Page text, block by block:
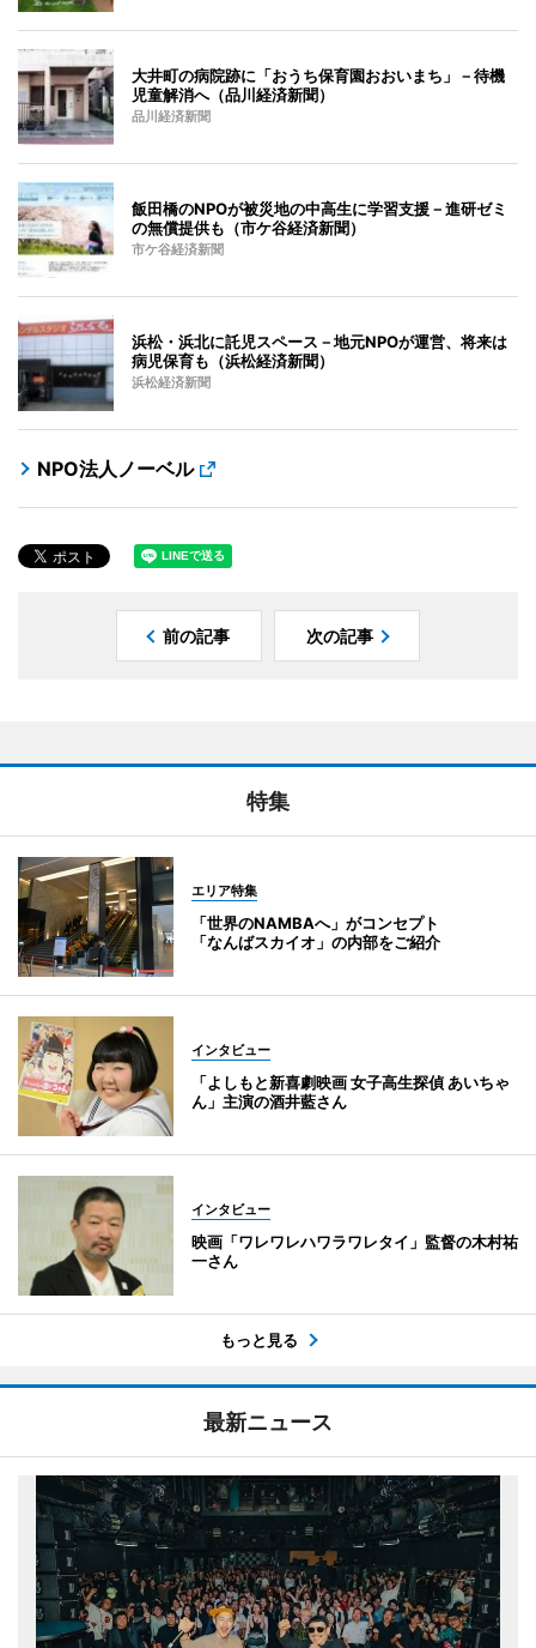
大井町の病院跡に「おうち保育園おおいまち」－待機
児童解消へ（品川経済新聞）
品川経済新聞
飯田橋のNPOが被災地の中高生に学習支援－進研ゼミ
の無償提供も（市ケ谷経済新聞）
市ケ谷経済新聞
浜松・浜北に託児スペース－地元NPOが運営、将来は
病児保育も（浜松経済新聞）
浜松経済新聞
NPO法人ノーベル
前の記事 次の記事
特集
エリア特集
「世界のNAMBAへ」がコンセプト
「なんばスカイオ」の内部をご紹介
インタビュー
「よしもと新喜劇映画 女子高生探偵 あいちゃ
ん」主演の酒井藍さん
インタビュー
映画「ワレワレハワラワレタイ」監督の木村祐
一さん
もっと見る
最新ニュース